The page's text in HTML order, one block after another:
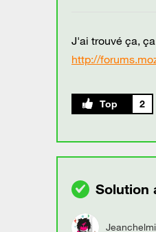
J'ai trouvé ça,
http://
2
Jeanchelmi